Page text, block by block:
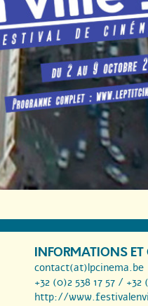
INFORMATIONS ET
contact(at)lpcinema.be
+32 (0)2 538 17 57 / +32
http://